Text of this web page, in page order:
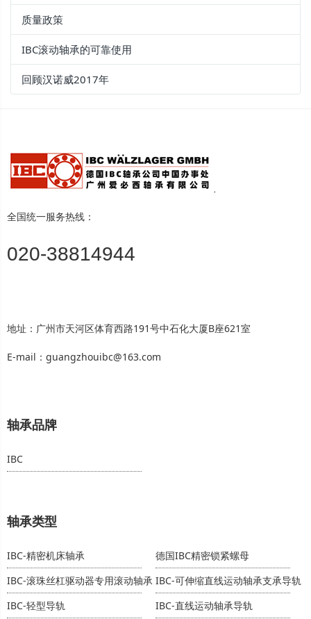
质量政策
IBC滚动轴承的可靠使用
回顾汉诺威2017年
全国统一服务热线：
020-38814944
地址：广州市天河区体育西路191号中石化大厦B座621室
E-mail：guangzhouibc@163.com
轴承品牌
IBC
轴承类型
IBC-精密机床轴承
德国IBC精密锁紧螺母
IBC-滚珠丝杠驱动器专用滚动轴承 IBC-可伸缩直线运动轴承支承导轨
IBC-轻型导轨
IBC-直线运动轴承导轨